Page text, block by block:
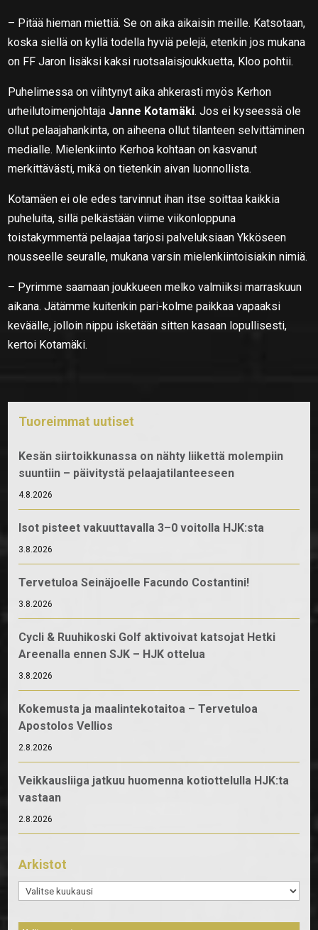
– Pitää hieman miettiä. Se on aika aikaisin meille. Katsotaan,
koska siellä on kyllä todella hyviä pelejä, etenkin jos mukana
on FF Jaron lisäksi kaksi ruotsalaisjoukkuetta, Kloo pohtii.
Puhelimessa on viihtynyt aika ahkerasti myös Kerhon
urheilutoimenjohtaja Janne Kotamäki. Jos ei kyseessä ole
ollut pelaajahankinta, on aiheena ollut tilanteen selvittäminen
medialle. Mielenkiinto Kerhoa kohtaan on kasvanut
merkittävästi, mikä on tietenkin aivan luonnollista.
Kotamäen ei ole edes tarvinnut ihan itse soittaa kaikkia
puheluita, sillä pelkästään viime viikonloppuna
toistakymmentä pelaajaa tarjosi palveluksiaan Ykköseen
nousseelle seuralle, mukana varsin mielenkiintoisiakin nimiä.
– Pyrimme saamaan joukkueen melko valmiiksi marraskuun
aikana. Jätämme kuitenkin pari-kolme paikkaa vapaaksi
keväälle, jolloin nippu isketään sitten kasaan lopullisesti,
kertoi Kotamäki.
Tuoreimmat uutiset
Kesän siirtoikkunassa on nähty liikettä molempiin
suuntiin – päivitystä pelaajatilanteeseen
4.8.2026
Isot pisteet vakuuttavalla 3–0 voitolla HJK:sta
3.8.2026
Tervetuloa Seinäjoelle Facundo Costantini!
3.8.2026
Cycli & Ruuhikoski Golf aktivoivat katsojat Hetki
Areenalla ennen SJK – HJK ottelua
3.8.2026
Kokemusta ja maalintekotaitoa – Tervetuloa
Apostolos Vellios
2.8.2026
Veikkausliiga jatkuu huomenna kotiottelulla HJK:ta
vastaan
2.8.2026
Arkistot
Arkistot